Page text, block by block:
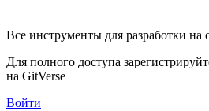
Все инструменты для разработки на
Для полного доступа
на GitVerse
Войти